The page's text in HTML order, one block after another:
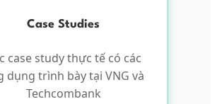
Case Studies
case study thực tế có các
dụng trình bày tại VNG và
Techcombank